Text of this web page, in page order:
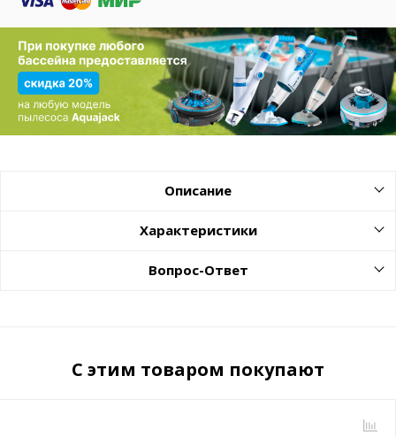
Описание
Характеристики
Вопрос-Ответ
С этим товаром покупают